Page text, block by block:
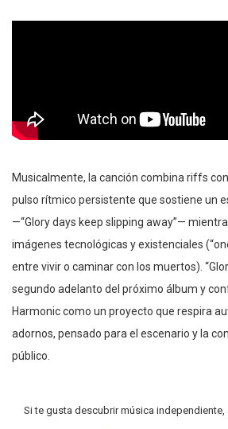
Musicalmente, la canción combina riffs
pulso rítmico persistente que sostiene un
—“Glory days keep slipping away”—
imágenes tecnológicas y existenciales
entre vivir o caminar con los muertos).
segundo adelanto del próximo álbum y
Harmonic como un proyecto que respira
adornos, pensado para el escenario y la
público.
Si te gusta descubrir música independiente,